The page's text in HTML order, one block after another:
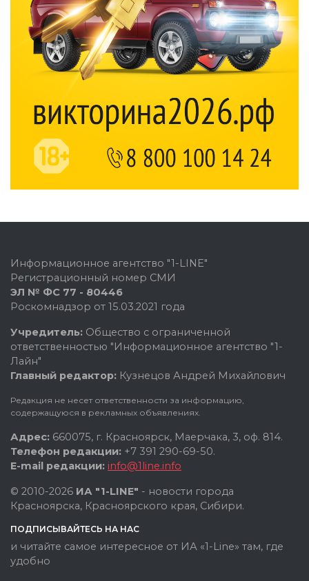
Информационное агентство "1-LINE"
Регистрационный номер СМИ
ЭЛ № ФС 77 - 80446
Роскомнадзор от 15.03.2021 года
Учредитель: Общество с ограниченной
ответственностью "Информационное агентство "1-
Лайн"
Главный редактор: Кузнецов Андрей Михайлович
Редакция не несет ответственности за информацию,
содержащуюся в рекламных объявлениях.
Адрес: 660075, г. Красноярск, Маерчака, 3, оф. 814.
Телефон редакции: +7 391 290-69-50.
E-mail редакции: info@1line.info
© 2010-2026 ИА "1-LINE" - новости города
Красноярска, Красноярского края, Сибири.
ПОДПИСЫВАЙТЕСЬ НА НАС
и читайте самое интересное от ИА «1-Line» там, где
удобно